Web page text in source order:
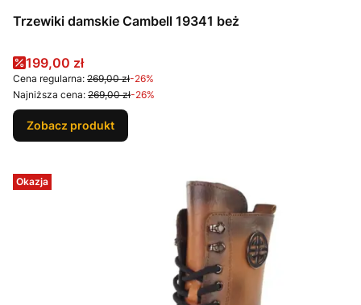
Trzewiki damskie Cambell 19341 beż
Cena promocyjna
199,00 zł
Cena regularna: 269,00 zł-26%
Najniższa cena: 269,00 zł-26%
Zobacz produkt
Okazja